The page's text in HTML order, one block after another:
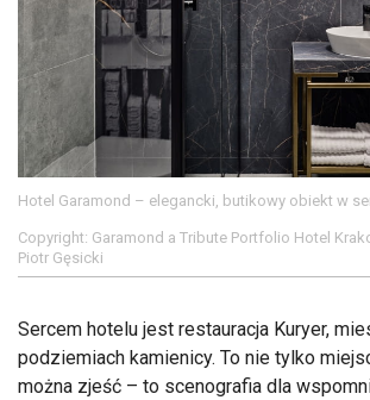
Hotel Garamond – elegancki, butikowy obiekt w
Copyright: Garamond a Tribute Portfolio Hotel
Piotr Gęsicki
Sercem hotelu jest restauracja Kuryer,
podziemiach kamienicy. To nie tylko
można zjeść – to scenografia dla